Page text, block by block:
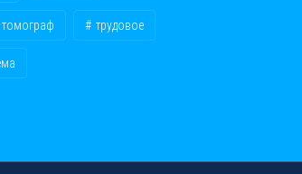
томограф трудовое